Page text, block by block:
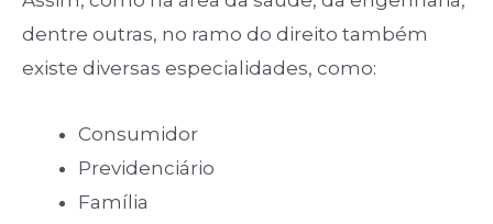
dentre outras, no ramo do direito também
existe diversas especialidades, como:
Consumidor
Previdenciário
Família